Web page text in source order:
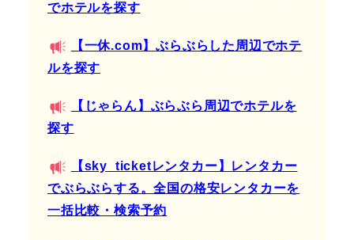
でホテルを探す
【一休.com】ぶらぶらした周辺でホテ
ルを探す
【じゃらん】ぶらぶら周辺でホテルを
探す
【sky_ticketレンタカー】レンタカー
でぶらぶらする。全国の格安レンタカーを
一括比較・検索予約